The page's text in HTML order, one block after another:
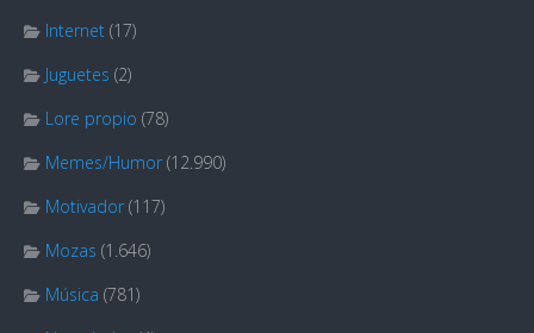
Internet (17)
Juguetes (2)
Lore propio (78)
Memes/Humor (12.990)
Motivador (117)
Mozas (1.646)
Música (781)